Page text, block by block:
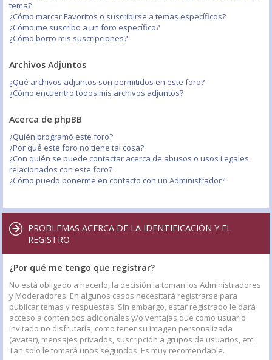
tema?
¿Cómo marcar Favoritos o suscribirse a temas específicos?
¿Cómo me suscribo a un foro específico?
¿Cómo borro mis suscripciones?
Archivos Adjuntos
¿Qué archivos adjuntos son permitidos en este foro?
¿Cómo encuentro todos mis archivos adjuntos?
Acerca de phpBB
¿Quién programó este foro?
¿Por qué este foro no tiene tal cosa?
¿Con quién se puede contactar acerca de abusos o usos ilegales
relacionados con este foro?
¿Cómo puedo ponerme en contacto con un Administrador?
PROBLEMAS ACERCA DE LA IDENTIFICACIÓN Y EL
REGISTRO
¿Por qué me tengo que registrar?
No está obligado a hacerlo, la decisión la toman los Administradores
y Moderadores. En algunos casos necesitará registrarse para
publicar temas y respuestas. Sin embargo, estar registrado le dará
acceso a contenidos adicionales y/o ventajas que como usuario
invitado no disfrutaría, como tener su imagen personalizada
(avatar), mensajes privados, suscripción a grupos de usuarios, etc.
Tan solo le tomará unos segundos. Es muy recomendable.